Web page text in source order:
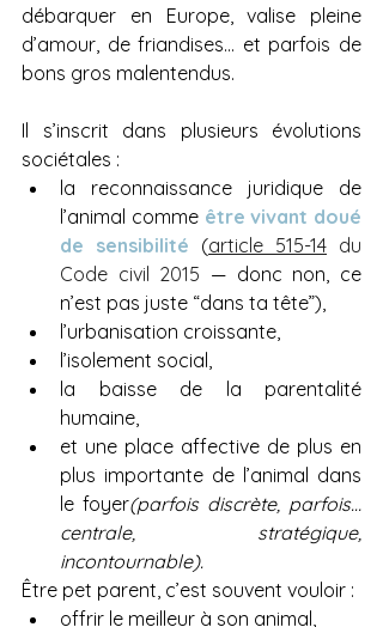
débarquer en Europe, valise pleine
d’amour, de friandises… et parfois de
bons gros malentendus.
Il s’inscrit dans plusieurs évolutions
sociétales :
la reconnaissance juridique de
l’animal comme être vivant doué
de sensibilité (article 515-14 du
Code civil 2015 — donc non, ce
n’est pas juste “dans ta tête”),
l’urbanisation croissante,
l’isolement social,
la baisse de la parentalité
humaine,
et une place affective de plus en
plus importante de l’animal dans
le foyer(parfois discrète, parfois…
centrale, stratégique,
incontournable).
Être pet parent, c’est souvent vouloir :
offrir le meilleur à son animal,